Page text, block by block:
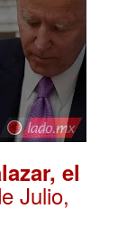
el
Julio,